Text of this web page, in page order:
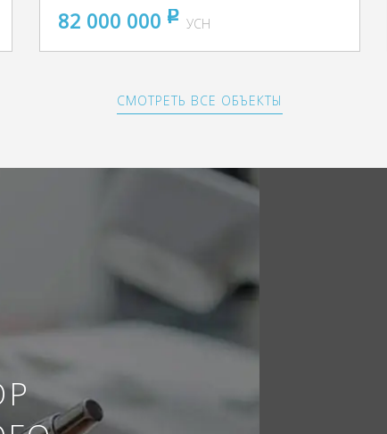
82 000 000 pуб
УСН
СМОТРЕТЬ ВСЕ ОБЪЕКТЫ